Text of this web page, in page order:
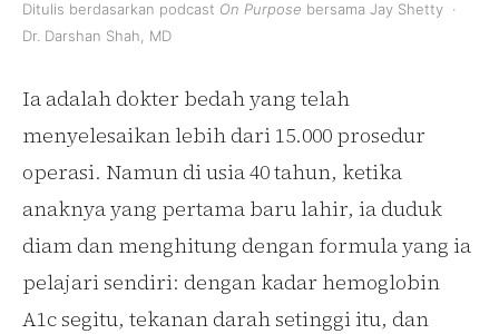
Ditulis berdasarkan podcast On Purpose bersama Jay Shetty ·
Dr. Darshan Shah, MD
Ia adalah dokter bedah yang telah
menyelesaikan lebih dari 15.000 prosedur
operasi. Namun di usia 40 tahun, ketika
anaknya yang pertama baru lahir, ia duduk
diam dan menghitung dengan formula yang ia
pelajari sendiri: dengan kadar hemoglobin
A1c segitu, tekanan darah setinggi itu, dan